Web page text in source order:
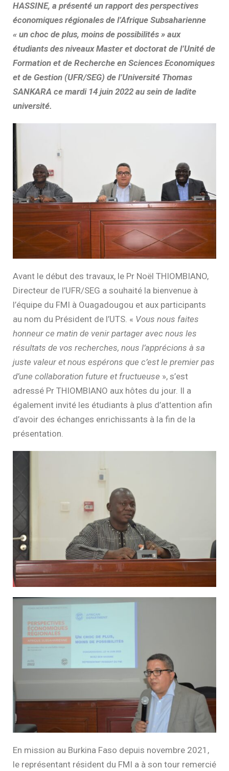
HASSINE, a présenté un rapport des perspectives
économiques régionales de l’Afrique Subsaharienne
« un choc de plus, moins de possibilités » aux
étudiants des niveaux Master et doctorat de l’Unité de
Formation et de Recherche en Sciences Economiques
et de Gestion (UFR/SEG) de l’Université Thomas
SANKARA ce mardi 14 juin 2022 au sein de ladite
université.
Avant le début des travaux, le Pr Noël THIOMBIANO,
Directeur de l’UFR/SEG a souhaité la bienvenue à
l’équipe du FMI à Ouagadougou et aux participants
au nom du Président de l’UTS. « Vous nous faites
honneur ce matin de venir partager avec nous les
résultats de vos recherches, nous l’apprécions à sa
juste valeur et nous espérons que c’est le premier pas
d’une collaboration future et fructueuse », s’est
adressé Pr THIOMBIANO aux hôtes du jour. Il a
également invité les étudiants à plus d’attention afin
d’avoir des échanges enrichissants à la fin de la
présentation.
En mission au Burkina Faso depuis novembre 2021,
le représentant résident du FMI a à son tour remercié